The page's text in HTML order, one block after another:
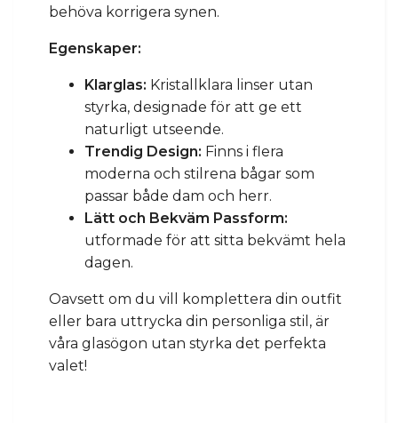
behöva korrigera synen.
Egenskaper:
Klarglas: Kristallklara linser utan
styrka, designade för att ge ett
naturligt utseende.
Trendig Design: Finns i flera
moderna och stilrena bågar som
passar både dam och herr.
Lätt och Bekväm Passform:
utformade för att sitta bekvämt hela
dagen.
Oavsett om du vill komplettera din outfit
eller bara uttrycka din personliga stil, är
våra glasögon utan styrka det perfekta
valet!